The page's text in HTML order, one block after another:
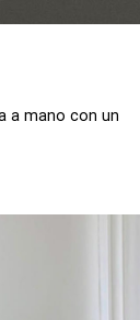
a mano con un